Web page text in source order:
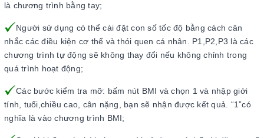
là chương trình bằng tay;
Người sử dụng có thể cài đặt con số tốc độ bằng cách cân
nhắc các điều kiện cơ thể và thói quen cá nhân. P1,P2,P3 là các
chương trình tự động sẽ không thay đổi nếu không chỉnh trong
quá trình hoạt động;
Các bước kiểm tra mỡ: bấm nút BMI và chọn 1 và nhập giới
tính, tuổi,chiều cao, cân nặng, bạn sẽ nhận được kết quả. “1”có
nghĩa là vào chương trình BMI;